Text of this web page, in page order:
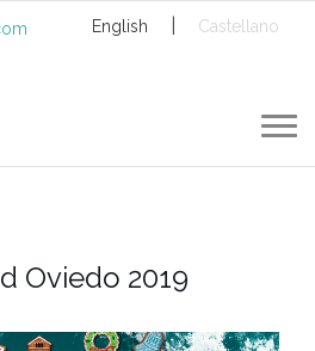
English Castellano
Oviedo 2019